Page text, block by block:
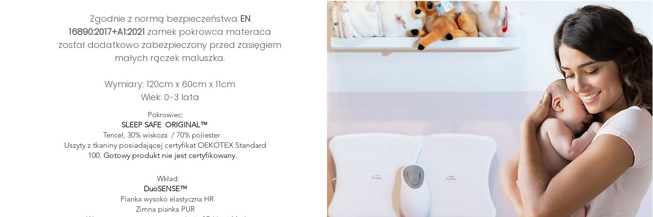
Zgodnie z normą bezpieczeństwa EN
16890:2017+A1:2021 zamek pokrowca materaca
został dodatkowo zabezpieczony przed zasięgiem
małych rączek maluszka.
Wymiary: 120cm x 60cm x 11cm
Wiek: 0-3 lata
Pokrowiec:
SLEEP SAFE ORIGINAL™
Tencel, 30% wiskoza / 70% poliester
Uszyty z tkaniny posiadającej certyfikat OEKOTEX Standard
100. Gotowy produkt nie jest certyfikowany.
Wkład:
DuoSENSE™
Pianka wysoko elastyczna HR
Zimna pianka PUR